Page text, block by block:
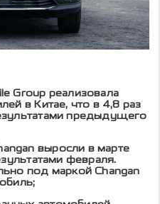
Group реализовала
в Китае, что в 4,8 раз
предыдущего
выросли в марте
февраля.
под маркой Changan